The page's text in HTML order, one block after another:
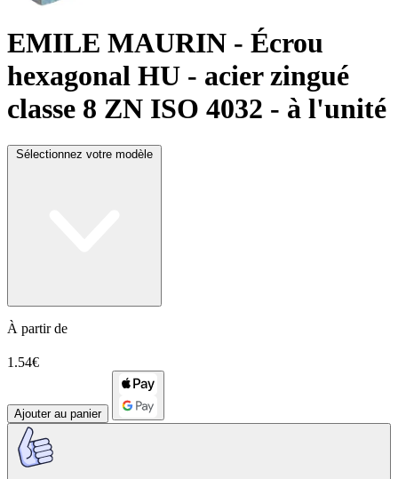
EMILE MAURIN - Écrou
hexagonal HU - acier zingué
classe 8 ZN ISO 4032 - à l'unité
Sélectionnez votre modèle
À partir de
1.54€
Ajouter au panier